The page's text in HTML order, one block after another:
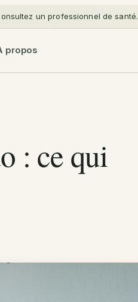
un professionnel de santé.
propos
: ce qui